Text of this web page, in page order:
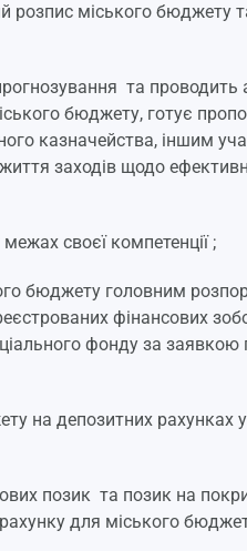
розпис міського бюджету
та проводить
бюджету, готує
казначейства, іншим
заходів щодо
своєї компетенції ;
бюджету головним
фінансових
фонду за
на депозитних рахунках
позик та позик на
для міського